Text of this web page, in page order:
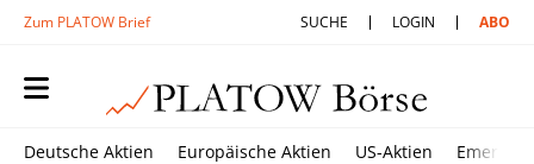
Zum PLATOW Brief SUCHE LOGIN ABO
Deutsche Aktien Europäische Aktien US-Aktien